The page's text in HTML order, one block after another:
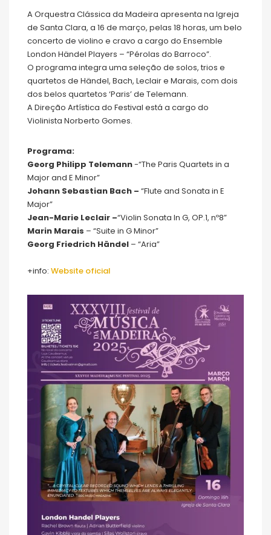
A Orquestra Clássica da Madeira apresenta na Igreja
de Santa Clara, a 16 de março, pelas 18 horas, um belo
concerto de violino e cravo a cargo do Ensemble
London Händel Players – “Pérolas do Barroco”.
O programa integra uma seleção de solos, trios e
quartetos de Händel, Bach, Leclair e Marais, com dois
dos belos quartetos ‘Paris’ de Telemann.
A Direção Artística do Festival está a cargo do
Violinista Norberto Gomes.
Programa:
Georg Philipp Telemann-“The Paris Quartets in a
Major and E Minor”
Johann Sebastian Bach – “Flute and Sonata in E
Major”
Jean-Marie Leclair –“Violin Sonata In G, OP.1, nº8”
Marin Marais – “Suite in G Minor”
Georg Friedrich Händel – “Aria”
+info: Website oficial